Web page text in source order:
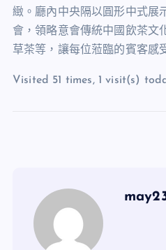
緻。廳內中央隔以圓形中式展
會，領略意會傳統中國飲茶文
草茶等，讓每位蒞臨的賓客感
Visited 51 times, 1 visit(s)